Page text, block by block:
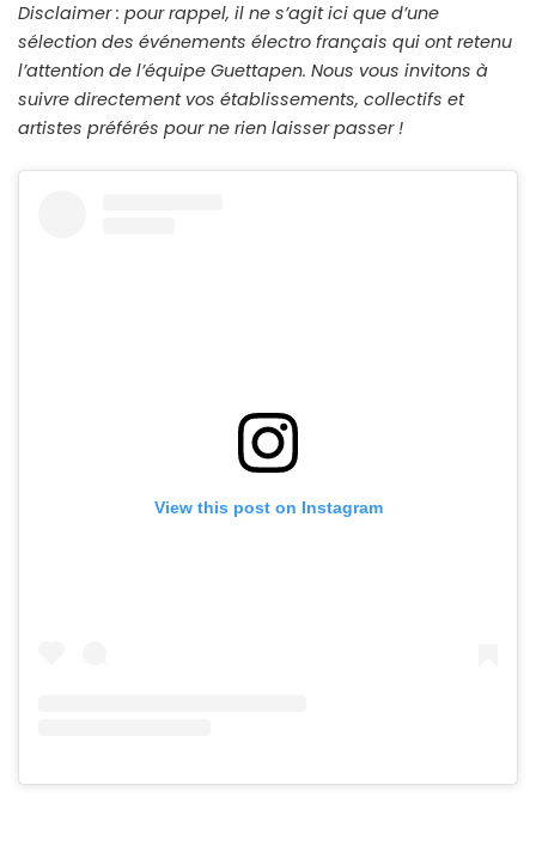
Disclaimer : pour rappel, il ne s’agit ici que d’une
sélection des événements électro français qui ont retenu
l’attention de l’équipe Guettapen. Nous vous invitons à
suivre directement vos établissements, collectifs et
artistes préférés pour ne rien laisser passer !
View this post on Instagram